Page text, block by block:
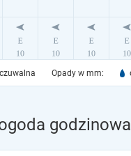
Opady w mm: